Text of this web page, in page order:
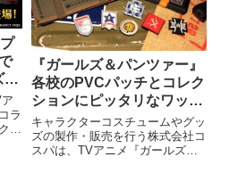
を
！
ラ
ロ
『ガールズ＆パンツァー』
各校のPVCパッチとコレク
ションにピッタリなワッペ
ンブックが登場！
キャラクターコスチュームやグッ
ズの製作・販売を行う株式会社コ
スパは、TVアニメ『ガールズ＆